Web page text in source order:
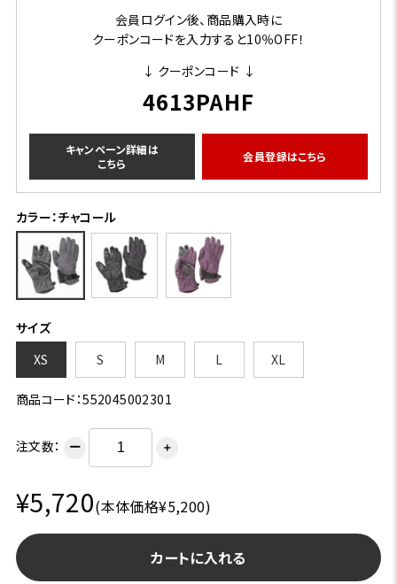
会員ログイン後、商品購入時に
クーポンコードを入力すると10％OFF！
↓ クーポンコード ↓
4613PAHF
キャンペーン詳細は
こちら
会員登録はこちら
カラー：チャコール
サイズ
XS
S M L XL
商品コード：552045002301
注文数： ー ＋
¥5,720(本体価格¥5,200)
カートに入れる